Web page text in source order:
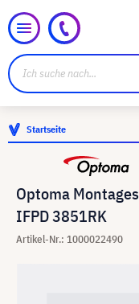
Startseite
Optoma
IFPD 3851RK
Artikel-Nr.: 1000022490